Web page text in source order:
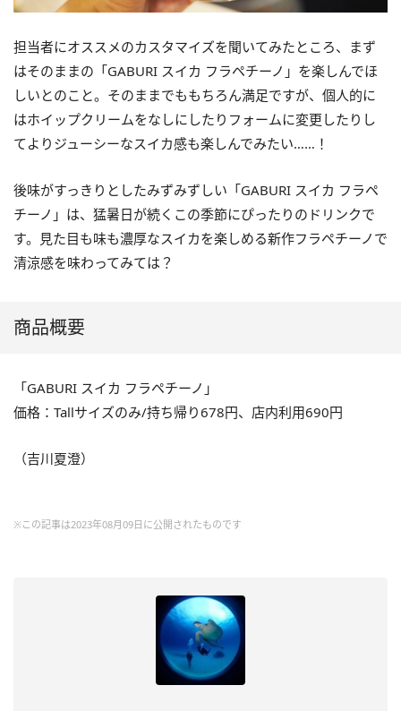
担当者にオススメのカスタマイズを聞いてみたところ、まず
はそのままの「GABURI スイカ フラペチーノ」を楽しんでほ
しいとのこと。そのままでももちろん満足ですが、個人的に
はホイップクリームをなしにしたりフォームに変更したりし
てよりジューシーなスイカ感も楽しんでみたい……！
後味がすっきりとしたみずみずしい「GABURI スイカ フラペ
チーノ」は、猛暑日が続くこの季節にぴったりのドリンクで
す。見た目も味も濃厚なスイカを楽しめる新作フラペチーノで
清涼感を味わってみては？
商品概要
「GABURI スイカ フラペチーノ」
価格：Tallサイズのみ/持ち帰り678円、店内利用690円
（吉川夏澄）
※この記事は2023年08月09日に公開されたものです